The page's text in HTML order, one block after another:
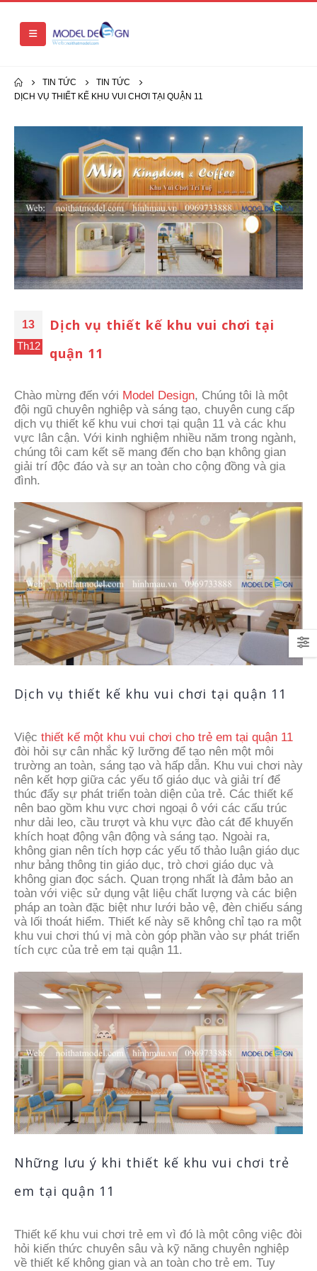
TIN TỨC
TIN TỨC
DỊCH VỤ THIẾT KẾ KHU VUI CHƠI TẠI QUẬN 11
13
Th12
Dịch vụ thiết kế khu vui chơi tại
quận 11
Chào mừng đến với Model Design, Chúng tôi là một
đội ngũ chuyên nghiệp và sáng tạo, chuyên cung cấp
dịch vụ thiết kế khu vui chơi tại quận 11 và các khu
vực lân cận. Với kinh nghiệm nhiều năm trong ngành,
chúng tôi cam kết sẽ mang đến cho bạn không gian
giải trí độc đáo và sự an toàn cho cộng đồng và gia
đình.
Dịch vụ thiết kế khu vui chơi tại quận 11
Việc thiết kế một khu vui chơi cho trẻ em tại quận 11
đòi hỏi sự cân nhắc kỹ lưỡng để tạo nên một môi
trường an toàn, sáng tạo và hấp dẫn. Khu vui chơi này
nên kết hợp giữa các yếu tố giáo dục và giải trí để
thúc đẩy sự phát triển toàn diện của trẻ. Các thiết kế
nên bao gồm khu vực chơi ngoại ô với các cấu trúc
như dải leo, cầu trượt và khu vực đào cát để khuyến
khích hoạt động vận động và sáng tạo. Ngoài ra,
không gian nên tích hợp các yếu tố thảo luận giáo dục
như bảng thông tin giáo dục, trò chơi giáo dục và
không gian đọc sách. Quan trọng nhất là đảm bảo an
toàn với việc sử dụng vật liệu chất lượng và các biện
pháp an toàn đặc biệt như lưới bảo vệ, đèn chiếu sáng
và lối thoát hiểm. Thiết kế này sẽ không chỉ tạo ra một
khu vui chơi thú vị mà còn góp phần vào sự phát triển
tích cực của trẻ em tại quận 11.
Những lưu ý khi thiết kế khu vui chơi trẻ
em tại quận 11
Thiết kế khu vui chơi trẻ em vì đó là một công việc đòi
hỏi kiến thức chuyên sâu và kỹ năng chuyên nghiệp
về thiết kế không gian và an toàn cho trẻ em. Tuy